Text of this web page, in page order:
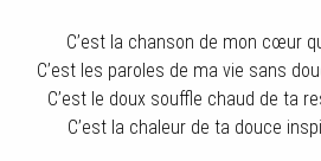
C’est la chanson de mon cœur
C’est les paroles de ma vie sans
C’est le doux souffle chaud de ta
C’est la chaleur de ta douce